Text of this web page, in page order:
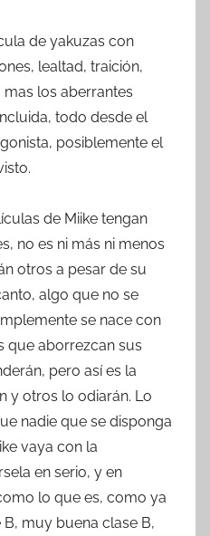
de yakuzas con
lealtad, traición,
mas los aberrantes
todo desde el
posiblemente el
de Miike tengan
no es ni más ni menos
otros a pesar de su
algo que no se
se nace con
que aborrezcan sus
pero así es la
y otros lo odiarán. Lo
nadie que se disponga
vaya con la
en serio, y en
lo que es, como ya
muy buena clase B,